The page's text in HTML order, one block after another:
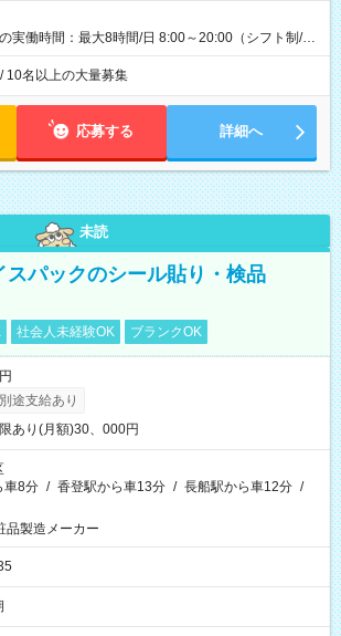
実働時間：最大8時間/日 8:00～20:00（シフト制/実
※週5日勤務（場所次第では週4も有り） ※配達状況
間外での勤務可能性有り ※案件により多少の前後あ
10名以上の大量募集
応募する 詳細へ
未読
スパックのシール貼り・検品
社会人未経験OK ブランクOK
途支給あり
あり(月額)30、000円
車8分 / 香登駅から車13分 / 長船駅から車12分 /
品製造メーカー